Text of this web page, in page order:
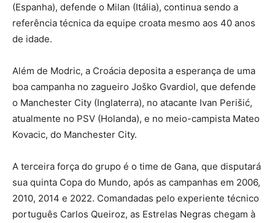
(Espanha), defende o Milan (Itália), continua sendo a
referência técnica da equipe croata mesmo aos 40 anos
de idade.
Além de Modric, a Croácia deposita a esperança de uma
boa campanha no zagueiro Joško Gvardiol, que defende
o Manchester City (Inglaterra), no atacante Ivan Perišić,
atualmente no PSV (Holanda), e no meio-campista Mateo
Kovacic, do Manchester City.
A terceira força do grupo é o time de Gana, que disputará
sua quinta Copa do Mundo, após as campanhas em 2006,
2010, 2014 e 2022. Comandadas pelo experiente técnico
português Carlos Queiroz, as Estrelas Negras chegam à